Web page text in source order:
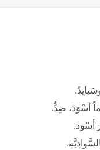
أسْوَدَ، ضِدٌّ.
أسْوَدَ.